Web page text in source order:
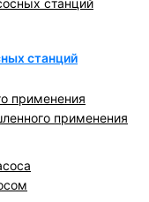
станций
станций
применения
применения